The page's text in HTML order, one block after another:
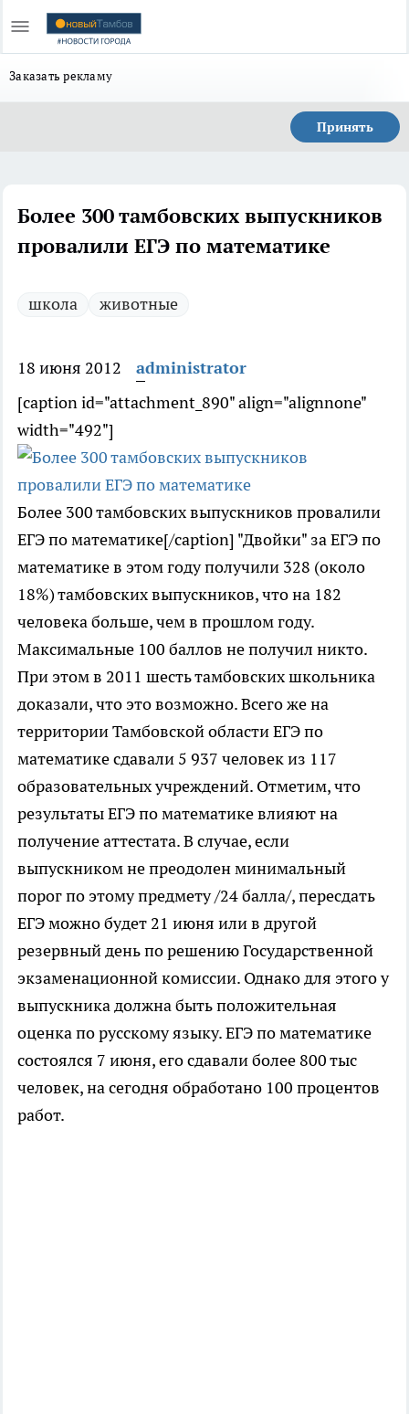
Заказать рекламу
Принять
Более 300 тамбовских выпускников
провалили ЕГЭ по математике
школа животные
18 июня 2012
administrator
[caption id="attachment_890" align="alignnone"
width="492"]
Более 300 тамбовских выпускников провалили
ЕГЭ по математике[/caption] "Двойки" за ЕГЭ по
математике в этом году получили 328 (около
18%) тамбовских выпускников, что на 182
человека больше, чем в прошлом году.
Максимальные 100 баллов не получил никто.
При этом в 2011 шесть тамбовских школьника
доказали, что это возможно. Всего же на
территории Тамбовской области ЕГЭ по
математике сдавали 5 937 человек из 117
образовательных учреждений. Отметим, что
результаты ЕГЭ по математике влияют на
получение аттестата. В случае, если
выпускником не преодолен минимальный
порог по этому предмету /24 балла/, пересдать
ЕГЭ можно будет 21 июня или в другой
резервный день по решению Государственной
экзаменационной комиссии. Однако для этого у
выпускника должна быть положительная
оценка по русскому языку. ЕГЭ по математике
состоялся 7 июня, его сдавали более 800 тыс
человек, на сегодня обработано 100 процентов
работ.